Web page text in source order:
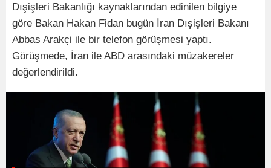
Dışişleri Bakanlığı kaynaklarından edinilen bilgiye
göre Bakan Hakan Fidan bugün İran Dışişleri Bakanı
Abbas Arakçi ile bir telefon görüşmesi yaptı.
Görüşmede, İran ile ABD arasındaki müzakereler
değerlendirildi.